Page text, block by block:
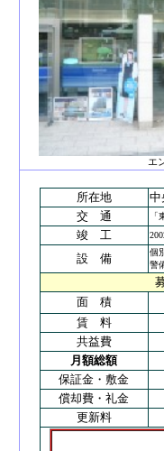
エ
所在地
中
交 通
竣 工
設 備
個
警
面 積
賃 料
共益費
月額総額
保証金・敷金
償却費・礼金
更新料